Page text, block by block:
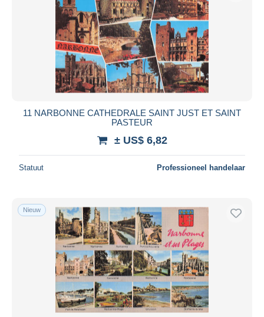
11 NARBONNE CATHEDRALE SAINT JUST ET SAINT
PASTEUR
± US$ 6,82
Statuut Professioneel handelaar
Nieuw